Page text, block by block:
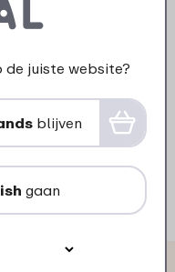
rond
de juiste website?
blijven
gaan